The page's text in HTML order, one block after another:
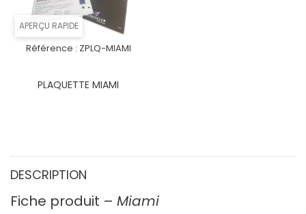
APERÇU RAPIDE
Référence : ZPLQ-MIAMI
PLAQUETTE MIAMI
DESCRIPTION
Fiche produit – Miami